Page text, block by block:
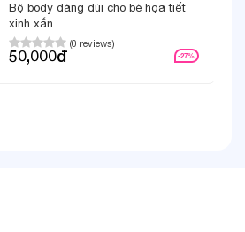
Bộ body dáng đùi cho bé họa tiết
xinh xắn
(0 reviews)
50,000đ -27%